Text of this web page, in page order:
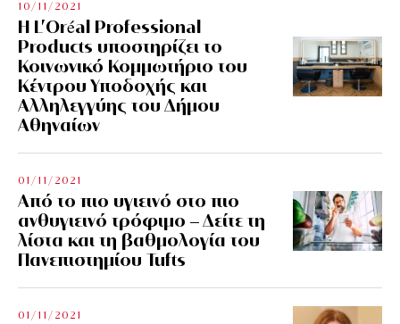
10/11/2021
Η L’Οréal Professional
Products υποστηρίζει το
Κοινωνικό Κομμωτήριο του
Κέντρου Υποδοχής και
Αλληλεγγύης του Δήμου
Αθηναίων
01/11/2021
Από το πιο υγιεινό στο πιο
ανθυγιεινό τρόφιμο – Δείτε τη
λίστα και τη βαθμολογία του
Πανεπιστημίου Tufts
01/11/2021